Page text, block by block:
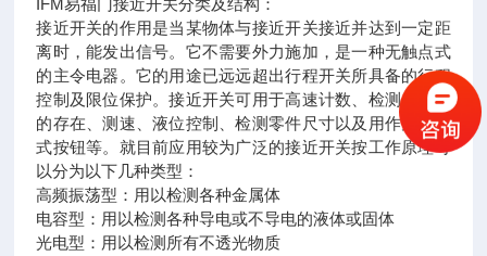
IFM易福门接近开关分类及结构：
接近开关的作用是当某物体与接近开关接近并达到一定距
离时，能发出信号。它不需要外力施加，是一种无触点式
的主令电器。它的用途已远远超出行程开关所具备的行程
控制及限位保护。接近开关可用于高速计数、检测金属体
的存在、测速、液位控制、检测零件尺寸以及用作无触点
式按钮等。就目前应用较为广泛的接近开关按工作原理可
以分为以下几种类型：
高频振荡型：用以检测各种金属体
电容型：用以检测各种导电或不导电的液体或固体
光电型：用以检测所有不透光物质